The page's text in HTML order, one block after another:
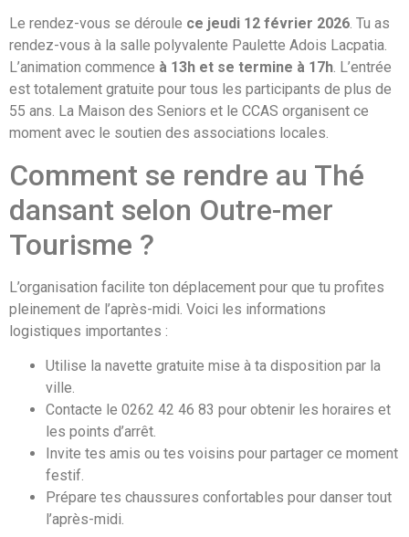
Le rendez-vous se déroule ce jeudi 12 février 2026. Tu as
rendez-vous à la salle polyvalente Paulette Adois Lacpatia.
L’animation commence à 13h et se termine à 17h. L’entrée
est totalement gratuite pour tous les participants de plus de
55 ans. La Maison des Seniors et le CCAS organisent ce
moment avec le soutien des associations locales.
Comment se rendre au Thé
dansant selon Outre-mer
Tourisme ?
L’organisation facilite ton déplacement pour que tu profites
pleinement de l’après-midi. Voici les informations
logistiques importantes :
Utilise la navette gratuite mise à ta disposition par la
ville.
Contacte le 0262 42 46 83 pour obtenir les horaires et
les points d’arrêt.
Invite tes amis ou tes voisins pour partager ce moment
festif.
Prépare tes chaussures confortables pour danser tout
l’après-midi.